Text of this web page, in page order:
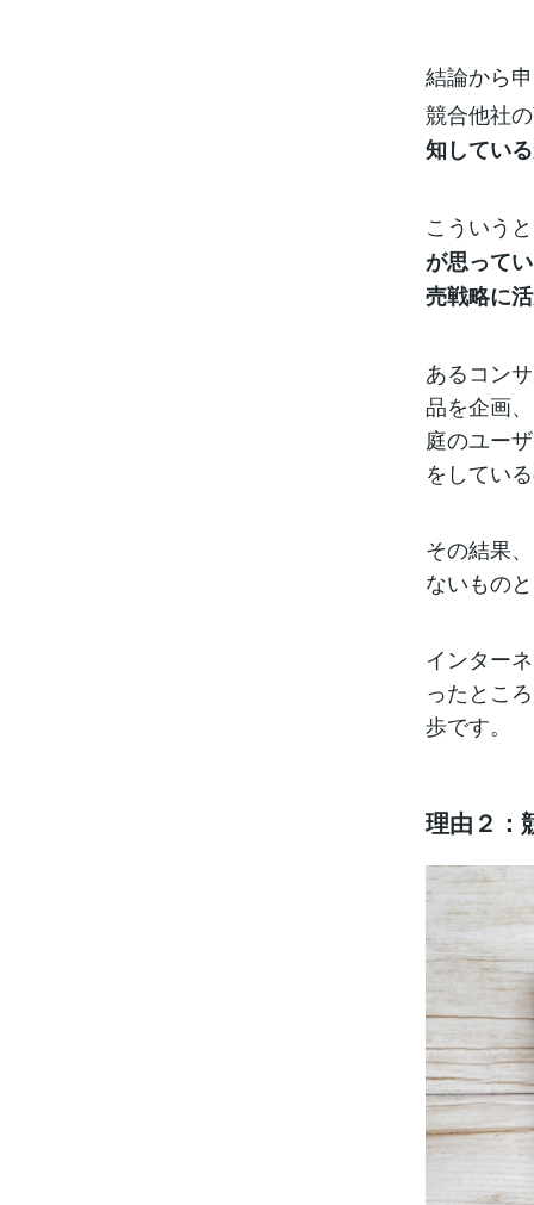
結論から
競合他社
知してい
こういう
が思って
売戦略に
あるコン
品を企画
庭のユー
をしてい
その結果
ないもの
インター
ったとこ
歩です。
理由２：